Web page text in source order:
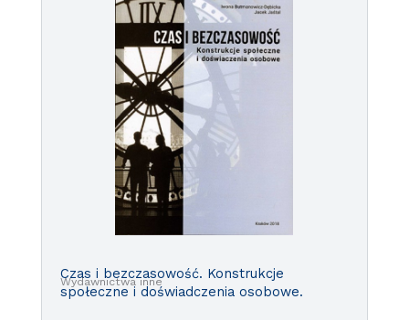
Wydawnictwa inne
Czas i bezczasowość. Konstrukcje
społeczne i doświadczenia osobowe.